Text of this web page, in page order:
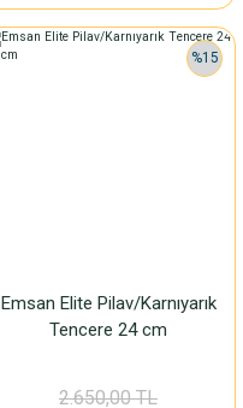
%15
Emsan Elite Pilav/Karnıyarık
Tencere 24 cm
2.650,00 TL